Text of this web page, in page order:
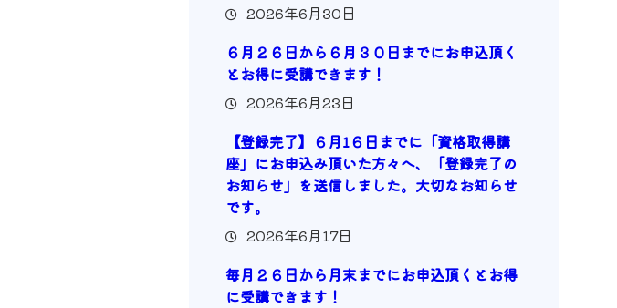
2026年6月30日
６月２６日から６月３０日までにお申込頂く
とお得に受講できます！
2026年6月23日
【登録完了】６月1６日までに「資格取得講
座」にお申込み頂いた方々へ、「登録完了の
お知らせ」を送信しました。大切なお知らせ
です。
2026年6月17日
毎月２６日から月末までにお申込頂くとお得
に受講できます！